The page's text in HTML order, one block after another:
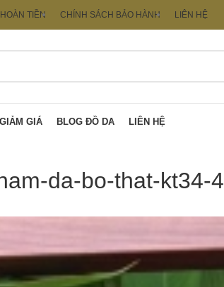
TIỀN CHÍNH SÁCH BẢO HÀNH LIÊN HỆ
GIÁ BLOG ĐỒ DA LIÊN HỆ
da-bo-that-kt34-4